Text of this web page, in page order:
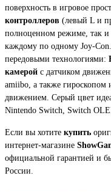
поверхность в игровое
контроллеров (левый L и
полноценном режиме, так и
каждому по одному Joy-
передовыми технологиями:
камерой с датчиком
amiibo, а также гироскопом
движением. Серый цвет
Nintendo Switch, Switch
Если вы хотите купить
интернет-магазине
официальной гарантией и
России.